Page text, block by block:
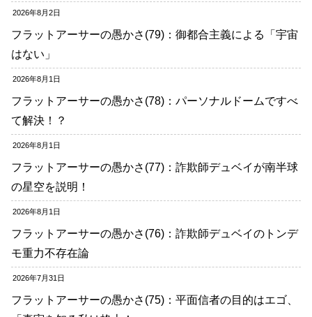
2026年8月2日
フラットアーサーの愚かさ(79)：御都合主義による「宇宙
はない」
2026年8月1日
フラットアーサーの愚かさ(78)：パーソナルドームですべ
て解決！？
2026年8月1日
フラットアーサーの愚かさ(77)：詐欺師デュベイが南半球
の星空を説明！
2026年8月1日
フラットアーサーの愚かさ(76)：詐欺師デュベイのトンデ
モ重力不存在論
2026年7月31日
フラットアーサーの愚かさ(75)：平面信者の目的はエゴ、